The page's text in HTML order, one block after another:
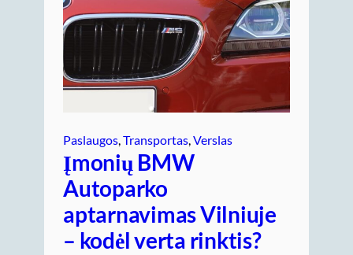
Paslaugos, Transportas, Verslas
Įmonių BMW
Autoparko
aptarnavimas Vilniuje
– kodėl verta rinktis?